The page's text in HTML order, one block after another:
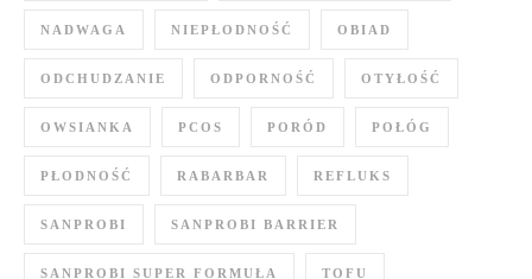
NADWAGA NIEPŁODNOŚĆ OBIAD
ODCHUDZANIE ODPORNOŚĆ OTYŁOŚĆ
OWSIANKA PCOS PORÓD POŁÓG
PŁODNOŚĆ RABARBAR REFLUKS
SANPROBI SANPROBI BARRIER
SANPROBI SUPER FORMUŁA TOFU